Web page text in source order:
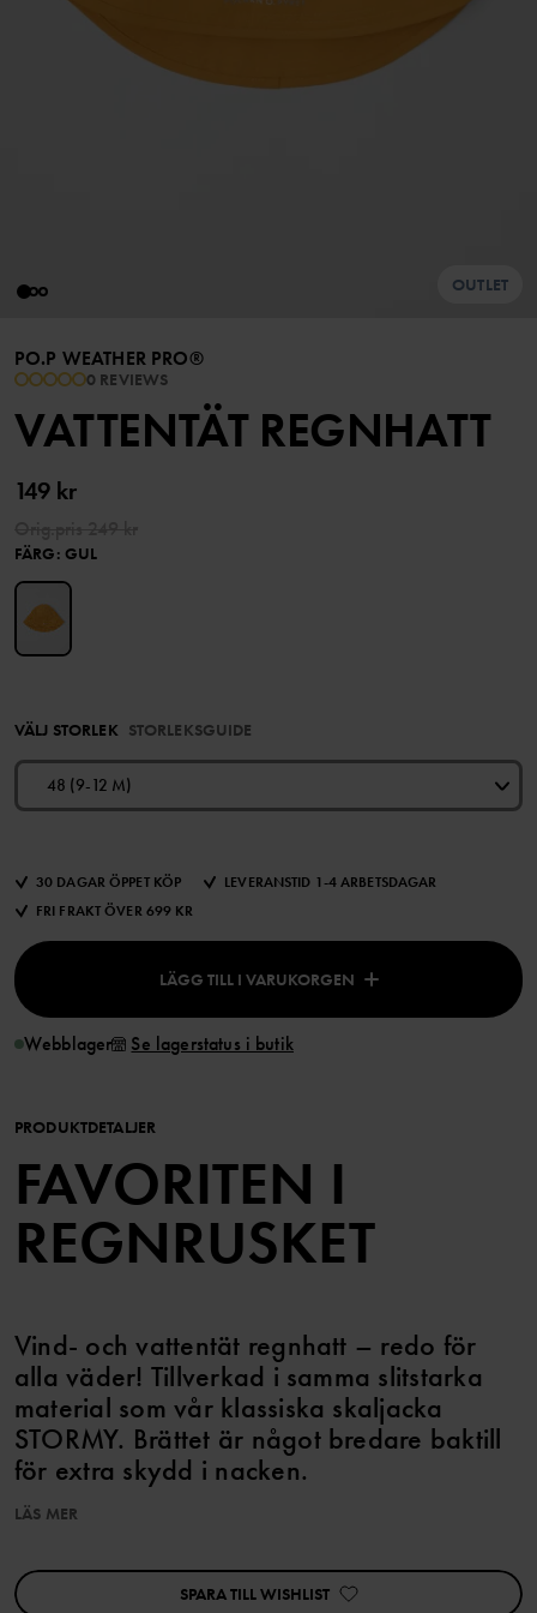
OUTLET
PO.P WEATHER PRO®
0 REVIEWS
VATTENTÄT REGNHATT
149 kr
FÄRG: GUL
VÄLJ STORLEK STORLEKSGUIDE
48 (9-12 M)
30 DAGAR ÖPPET KÖP
LEVERANSTID 1-4 ARBETSDAGAR
FRI FRAKT ÖVER 699 KR
LÄGG TILL I VARUKORGEN
Webblager Se lagerstatus i butik
PRODUKTDETALJER
FAVORITEN I
REGNRUSKET
Vind- och vattentät regnhatt – redo för
alla väder! Tillverkad i samma slitstarka
material som vår klassiska skaljacka
STORMY. Brättet är något bredare baktill
för extra skydd i nacken.
• Tejpade sömmar
• Randigt meshfoder
LÄS MER
SPARA TILL WISHLIST